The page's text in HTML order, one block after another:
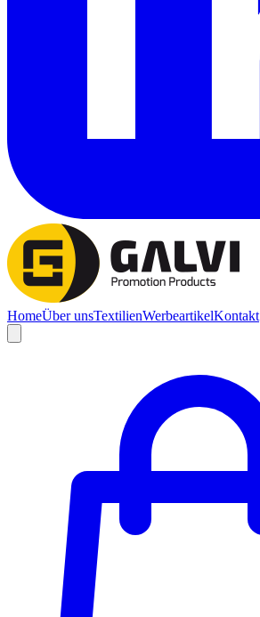
HomeÜber unsTextilienWerbeartikelKontakt